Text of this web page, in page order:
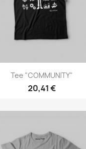
Anteprima
Tee "COMMUNITY"
20,41 €